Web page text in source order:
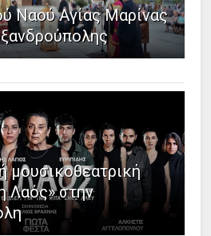
Ναού Αγίας Μαρίνας
μουσικοθεατρική
Λαός» στην